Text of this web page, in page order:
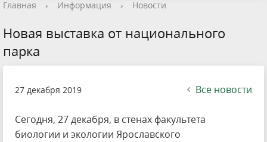
Главная › Информация › Новости
Новая выставка от национального
парка
27 декабря 2019 Все новости
Сегодня, 27 декабря, в стенах факультета
биологии и экологии Ярославского